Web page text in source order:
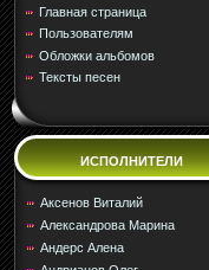
Главная страница
Пользователям
Обложки альбомов
Тексты песен
ИСПОЛНИТЕЛИ
Аксенов Виталий
Александрова Марина
Андерс Алена